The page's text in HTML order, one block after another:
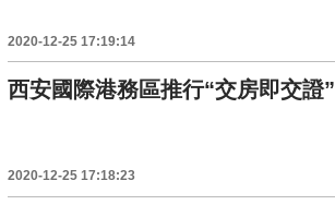
2020-12-25 17:19:14
西安國際港務區推行“交房即交證”
2020-12-25 17:18:23